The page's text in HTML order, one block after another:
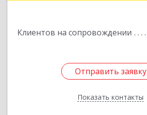
Клиентов на сопровождении
Отправить заявку
Показать контакты
Отправить заявку
Назад